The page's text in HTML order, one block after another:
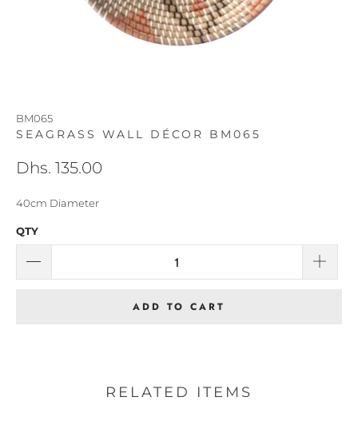
BM065
SEAGRASS WALL DÉCOR BM065
Dhs. 135.00
40cm Diameter
QTY
ADD TO CART
RELATED ITEMS